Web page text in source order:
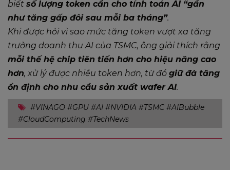
biết số lượng token cần cho tính toán AI “gần
như tăng gấp đôi sau mỗi ba tháng”.
Khi được hỏi vì sao mức tăng token vượt xa tăng
trưởng doanh thu AI của TSMC, ông giải thích rằng
mỗi thế hệ chip tiên tiến hơn cho hiệu năng cao
hơn, xử lý được nhiều token hơn, từ đó giữ đà tăng
ổn định cho nhu cầu sản xuất wafer AI.
#VINAGO #GPU #AI #NVIDIA #TSMC #AIBubble
#CloudComputing #TechNews